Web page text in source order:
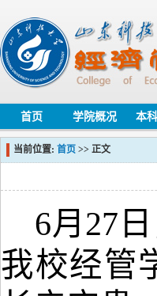
首页 学院概况 本
当前位置: 首页 >> 正文
6月27
我校经管